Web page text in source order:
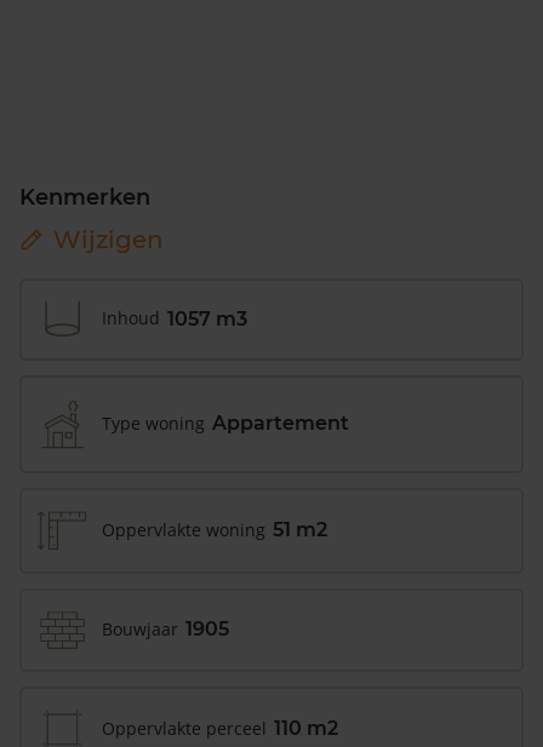
Kenmerken
Wijzigen
Inhoud 1057 m3
Type woning Appartement
Oppervlakte woning 51 m2
Bouwjaar 1905
Oppervlakte perceel 110 m2